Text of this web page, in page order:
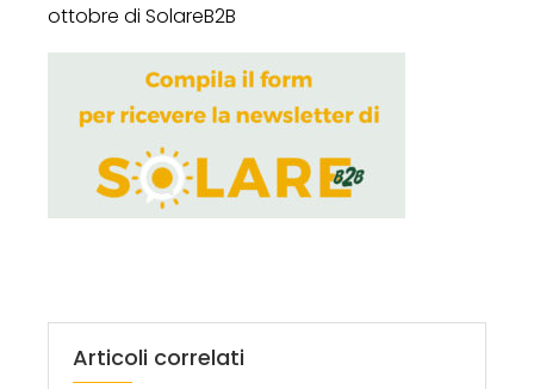
ottobre di SolareB2B
Articoli correlati